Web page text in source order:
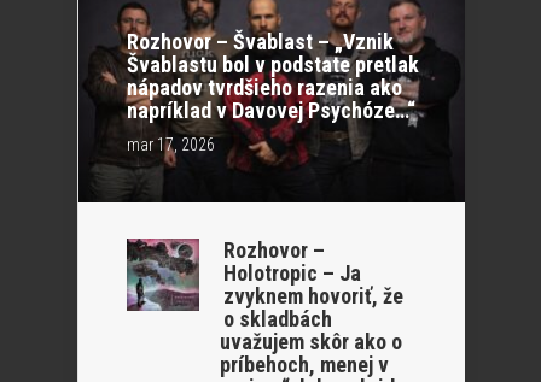
Rozhovor – Švablast – „Vznik
Švablastu bol v podstate pretlak
nápadov tvrdšieho razenia ako
napríklad v Davovej Psychóze…“
mar 17, 2026
Rozhovor –
Holotropic – Ja
zvyknem hovoriť, že
o skladbách
uvažujem skôr ako o
príbehoch, menej v